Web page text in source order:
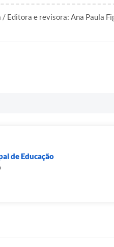
Editora e revisora: Ana Paula
de Educação